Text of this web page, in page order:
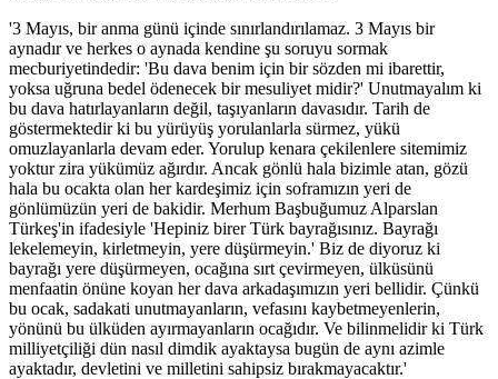
'3 Mayıs, bir anma günü içinde sınırlandırılamaz. 3 Mayıs bir
aynadır ve herkes o aynada kendine şu soruyu sormak
mecburiyetindedir: 'Bu dava benim için bir sözden mi ibarettir,
yoksa uğruna bedel ödenecek bir mesuliyet midir?' Unutmayalım ki
bu dava hatırlayanların değil, taşıyanların davasıdır. Tarih de
göstermektedir ki bu yürüyüş yorulanlarla sürmez, yükü
omuzlayanlarla devam eder. Yorulup kenara çekilenlere sitemimiz
yoktur zira yükümüz ağırdır. Ancak gönlü hala bizimle atan, gözü
hala bu ocakta olan her kardeşimiz için soframızın yeri de
gönlümüzün yeri de bakidir. Merhum Başbuğumuz Alparslan
Türkeş'in ifadesiyle 'Hepiniz birer Türk bayrağısınız. Bayrağı
lekelemeyin, kirletmeyin, yere düşürmeyin.' Biz de diyoruz ki
bayrağı yere düşürmeyen, ocağına sırt çevirmeyen, ülküsünü
menfaatin önüne koyan her dava arkadaşımızın yeri bellidir. Çünkü
bu ocak, sadakati unutmayanların, vefasını kaybetmeyenlerin,
yönünü bu ülküden ayırmayanların ocağıdır. Ve bilinmelidir ki Türk
milliyetçiliği dün nasıl dimdik ayaktaysa bugün de aynı azimle
ayaktadır, devletini ve milletini sahipsiz bırakmayacaktır.'